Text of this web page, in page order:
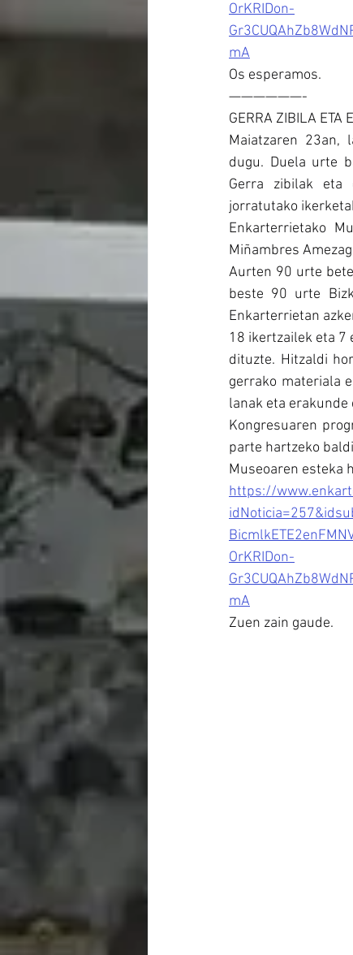
OrKRIDon-
mA
Os esperamos.
——————-
GERRA ZIBILA ETA
Maiatzaren 23an,
dugu. Duela urte
Gerra zibilak eta
jorratutako
Enkarterrietako
Miñambres
Aurten 90 urte
beste 90 urte
Enkarterrietan
18 ikertzailek eta
dituzte. Hitzaldi
gerrako materiala
lanak eta
Kongresuaren
parte hartzeko
Museoaren esteka
https://
OrKRIDon-
mA
Zuen zain gaude.